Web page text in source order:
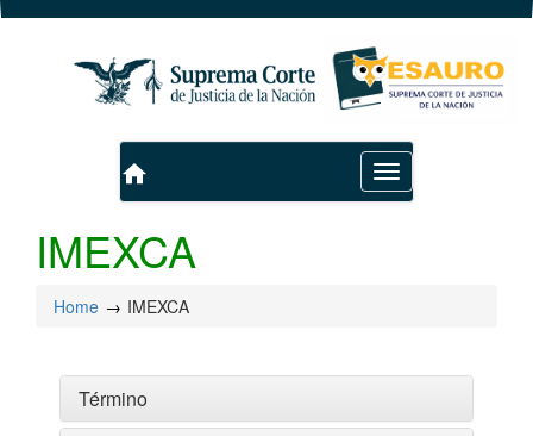
Toggle
navigation
home
IMEXCA
Home IMEXCA
Término